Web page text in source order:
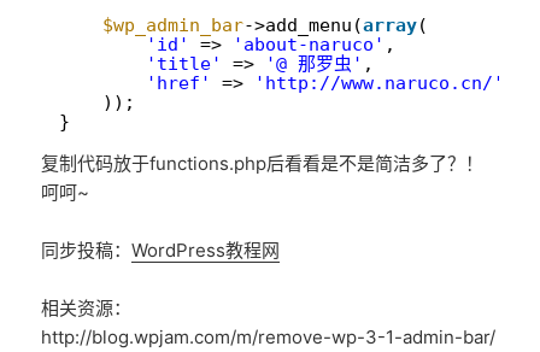
25
$wp_admin_bar->add_menu(array(
'id'
=> 'about-naruco' ,
'title'
=> '@ 那罗虫' ,
'href'
=> 'http://www.naruco.cn/'
));
}
复制代码放于functions.php后看看是不是简洁多了？！
呵呵~
同步投稿：WordPress教程网
相关资源：
http://blog.wpjam.com/m/remove-wp-3-1-admin-bar/